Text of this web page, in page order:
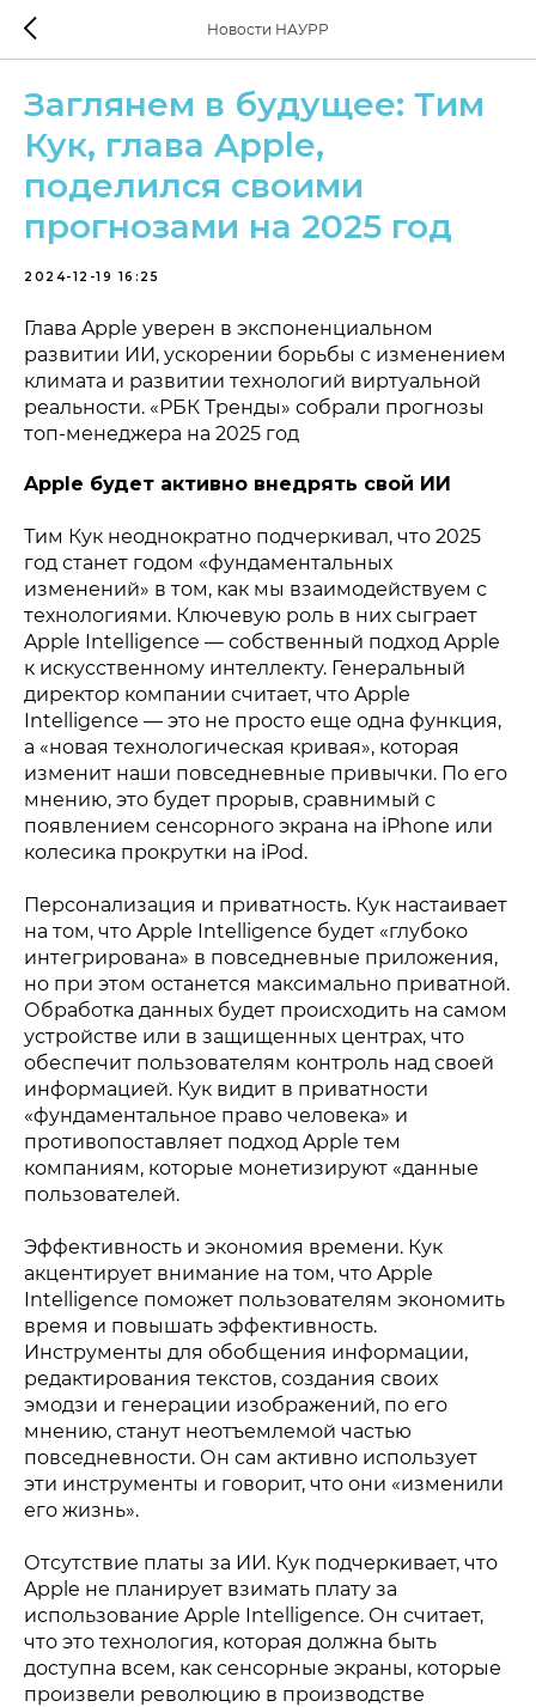
Новости НАУРР
Заглянем в будущее: Тим
Кук, глава Apple,
поделился своими
прогнозами на 2025 год
2024-12-19 16:25
Глава Apple уверен в экспоненциальном
развитии ИИ, ускорении борьбы с изменением
климата и развитии технологий виртуальной
реальности. «РБК Тренды» собрали прогнозы
топ-менеджера на 2025 год
Apple будет активно внедрять свой ИИ
Тим Кук неоднократно подчеркивал, что 2025
год станет годом «фундаментальных
изменений» в том, как мы взаимодействуем с
технологиями. Ключевую роль в них сыграет
Apple Intelligence — собственный подход Apple
к искусственному интеллекту. Генеральный
директор компании считает, что Apple
Intelligence — это не просто еще одна функция,
а «новая технологическая кривая», которая
изменит наши повседневные привычки. По его
мнению, это будет прорыв, сравнимый с
появлением сенсорного экрана на iPhone или
колесика прокрутки на iPod.
Персонализация и приватность. Кук настаивает
на том, что Apple Intelligence будет «глубоко
интегрирована» в повседневные приложения,
но при этом останется максимально приватной.
Обработка данных будет происходить на самом
устройстве или в защищенных центрах, что
обеспечит пользователям контроль над своей
информацией. Кук видит в приватности
«фундаментальное право человека» и
противопоставляет подход Apple тем
компаниям, которые монетизируют «данные
пользователей.
Эффективность и экономия времени. Кук
акцентирует внимание на том, что Apple
Intelligence поможет пользователям экономить
время и повышать эффективность.
Инструменты для обобщения информации,
редактирования текстов, создания своих
эмодзи и генерации изображений, по его
мнению, станут неотъемлемой частью
повседневности. Он сам активно использует
эти инструменты и говорит, что они «изменили
его жизнь».
Отсутствие платы за ИИ. Кук подчеркивает, что
Apple не планирует взимать плату за
использование Apple Intelligence. Он считает,
что это технология, которая должна быть
доступна всем, как сенсорные экраны, которые
произвели революцию в производстве